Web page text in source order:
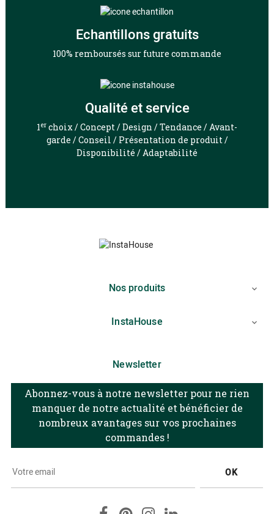
Echantillons gratuits
100% remboursés sur future commande
Qualité et service
1er choix / Concept / Design / Tendance / Avant-
garde / Conseil / Présentation de produit /
Disponibilité / Adaptabilité
Nos produits 
InstaHouse 
Newsletter
Abonnez-vous à notre newsletter pour ne rien
manquer de notre actualité et bénéficier de
nombreux avantages sur vos prochaines
commandes !
OK